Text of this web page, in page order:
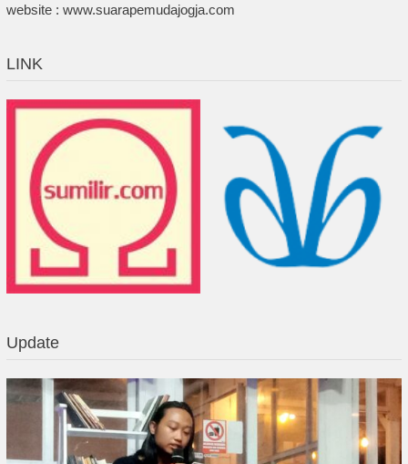
website : www.suarapemudajogja.com
LINK
Update